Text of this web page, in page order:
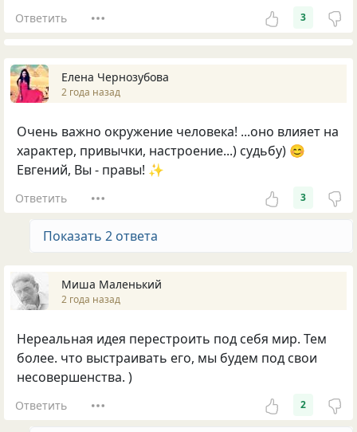
Ответить 3
Елена Чернозубова
2 года назад
Очень важно окружение человека! ...оно влияет на
характер, привычки, настроение...) судьбу) 😊
Евгений, Вы - правы! ✨
Ответить 3
Показать 2 ответа
Миша Маленький
2 года назад
Нереальная идея перестроить под себя мир. Тем
более. что выстраивать его, мы будем под свои
несовершенства. )
Ответить 2